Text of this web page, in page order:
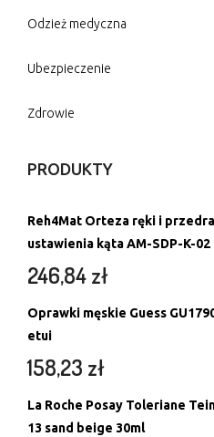
Odzież medyczna
Ubezpieczenie
Zdrowie
PRODUKTY
Reh4Mat Orteza ręki i
ustawienia kąta AM-SDP-K-02
246,84zł
Oprawki męskie Guess
etui
158,23 zł
La Roche Posay Toleriane
13 sand beige 30ml